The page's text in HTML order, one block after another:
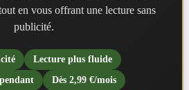
en vous offrant une lecture sans
publicité.
Lecture plus fluide
Dès 2,99 €/mois